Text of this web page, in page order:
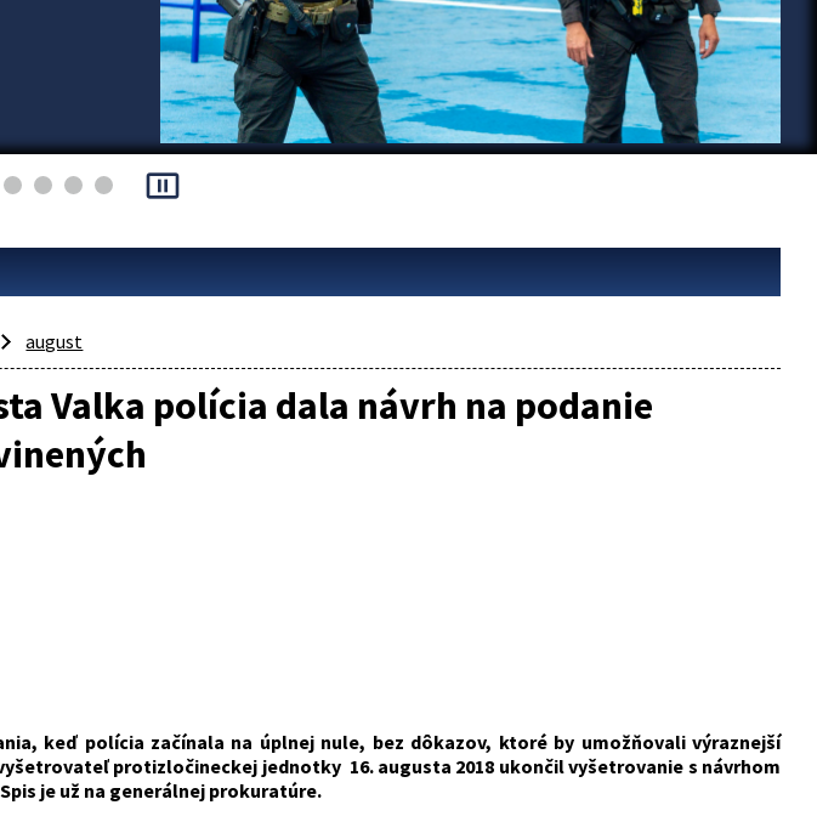
pause_presentation
august
Valka polícia dala návrh na podanie
keď polícia začínala na úplnej nule, bez dôkazov, ktoré by umožňovali výraznejší
protizločineckej jednotky 16. augusta 2018 ukončil vyšetrovanie s návrhom
je už na generálnej prokuratúre.